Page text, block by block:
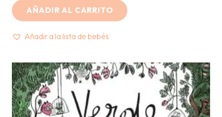
AÑADIR AL CARRITO
Añadir a la lista de bebés